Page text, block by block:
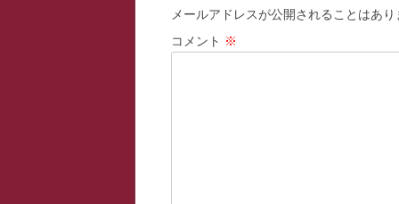
ゲ
ー
シ
メールアドレスが公開されることはあ
コメント ※